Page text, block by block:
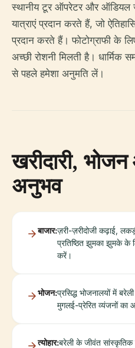
स्थानीय टूर ऑपरेटर और ऑडियल
यात्राएं प्रदान करते हैं, जो
प्रदान करते हैं। फोटोग्राफी के
अच्छी रोशनी मिलती है। धार्मिक
से पहले हमेशा अनुमति लें।
खरीदारी,
अनुभव
बाजार:ज़री-ज़रीदोजी कढ़ाई,
प्रतिष्ठित झुमका झुमके के
करें।
भोजन:प्रसिद्ध भोजनालयों में
मुगलई-प्रेरित व्यंजनों का
त्योहार:बरेली के जीवंत